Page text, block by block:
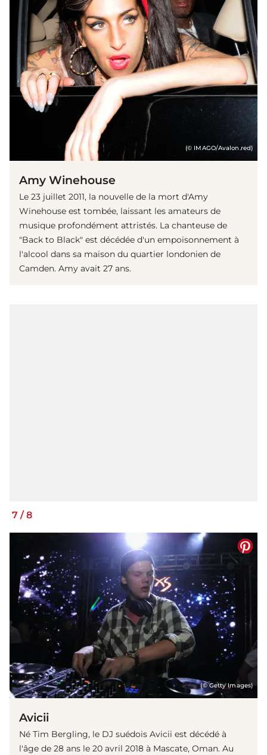
(© IMAGO/Avalon.red)
Amy Winehouse
Le 23 juillet 2011, la nouvelle de la mort d'Amy
Winehouse est tombée, laissant les amateurs de
musique profondément attristés. La chanteuse de
"Back to Black" est décédée d'un empoisonnement à
l'alcool dans sa maison du quartier londonien de
Camden. Amy avait 27 ans.
7 / 8
(© Getty Images)
Avicii
Né Tim Bergling, le DJ suédois Avicii est décédé à
l'âge de 28 ans le 20 avril 2018 à Mascate, Oman. Au